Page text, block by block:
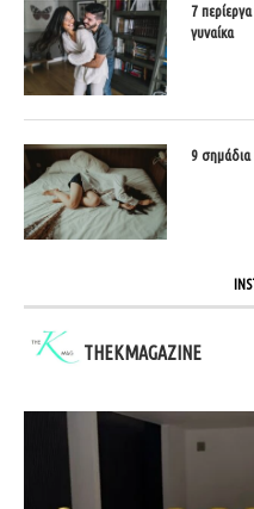
7
γυναίκα
9 σημάδια
THEKMAGAZINE